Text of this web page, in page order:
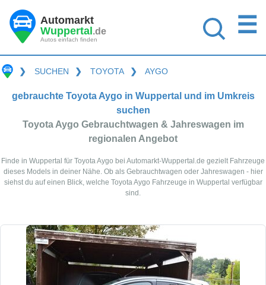
Automarkt
Wuppertal.de
Autos einfach finden
☰
❯ SUCHEN ❯ TOYOTA ❯ AYGO
gebrauchte Toyota Aygo in Wuppertal und im Umkreis
suchen
Toyota Aygo Gebrauchtwagen & Jahreswagen im
regionalen Angebot
Finde in Wuppertal für Toyota Aygo bei Automarkt-Wuppertal.de gezielt Fahrzeuge
dieses Models in deiner Nähe. Ob als Gebrauchtwagen oder Jahreswagen - hier
siehst du auf einen Blick, welche Toyota Aygo Fahrzeuge in Wuppertal verfügbar
sind.